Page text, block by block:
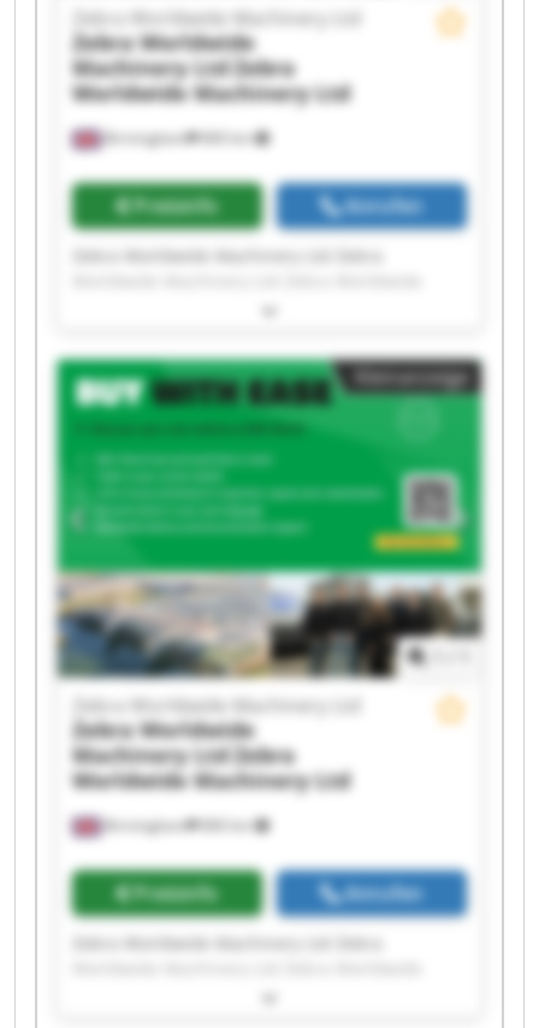
Birmingham 860 km
Zebra Worldwide Machinery Ltd
Zebra Worldwide
Machinery Ltd Zebra
Worldwide Machinery Ltd
Preisinfo Anrufen
Machinery Ltd Zebra Worldwide Machinery Ltd
Worldwide Machinery Ltd Zebra Worldwide
Machinery Ltd Zebra Worldwide Machinery Ltd
Zebra Worldwide Machinery Ltd Zebra
Worldwide Machinery Ltd Zebra Worldwide
Machinery Ltd Zebra Worldwide Machinery Ltd
Zebra Worldwide Machinery Ltd Zebra
Worldwide Machinery Ltd Zebra Worldwide
Machinery Ltd Zebra Worldwide Machinery Ltd
Zebra Worldwide Machinery Ltd Zebra
Worldwide Machinery Ltd Zebra Worldwide
Machinery Ltd Zebra Worldwide Machinery Ltd
Kleinanzeige
Birmingham 860 km
Zebra Worldwide Machinery Ltd
Zebra Worldwide
Machinery Ltd Zebra
Worldwide Machinery Ltd
Preisinfo Anrufen
Machinery Ltd Zebra Worldwide Machinery Ltd